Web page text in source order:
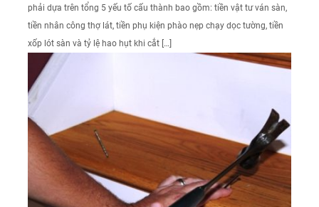
phải dựa trên tổng 5 yếu tố cấu thành bao gồm: tiền vật tư ván sàn,
tiền nhân công thợ lát, tiền phụ kiện phào nẹp chạy dọc tường, tiền
xốp lót sàn và tỷ lệ hao hụt khi cắt […]